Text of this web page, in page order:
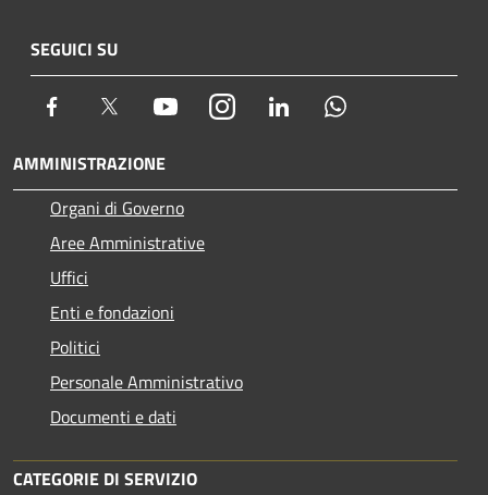
SEGUICI SU
Facebook Twitter YoutubeInstagram LinkedIn
AMMINISTRAZIONE
Organi di Governo
Aree Amministrative
Uffici
Enti e fondazioni
Politici
Personale Amministrativo
Documenti e dati
CATEGORIE DI SERVIZIO